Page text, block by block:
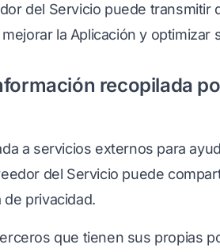
del Servicio puede transmitir
la Aplicación y optimizar
recopilada
a servicios externos para
del Servicio puede
privacidad.
que tienen sus propias